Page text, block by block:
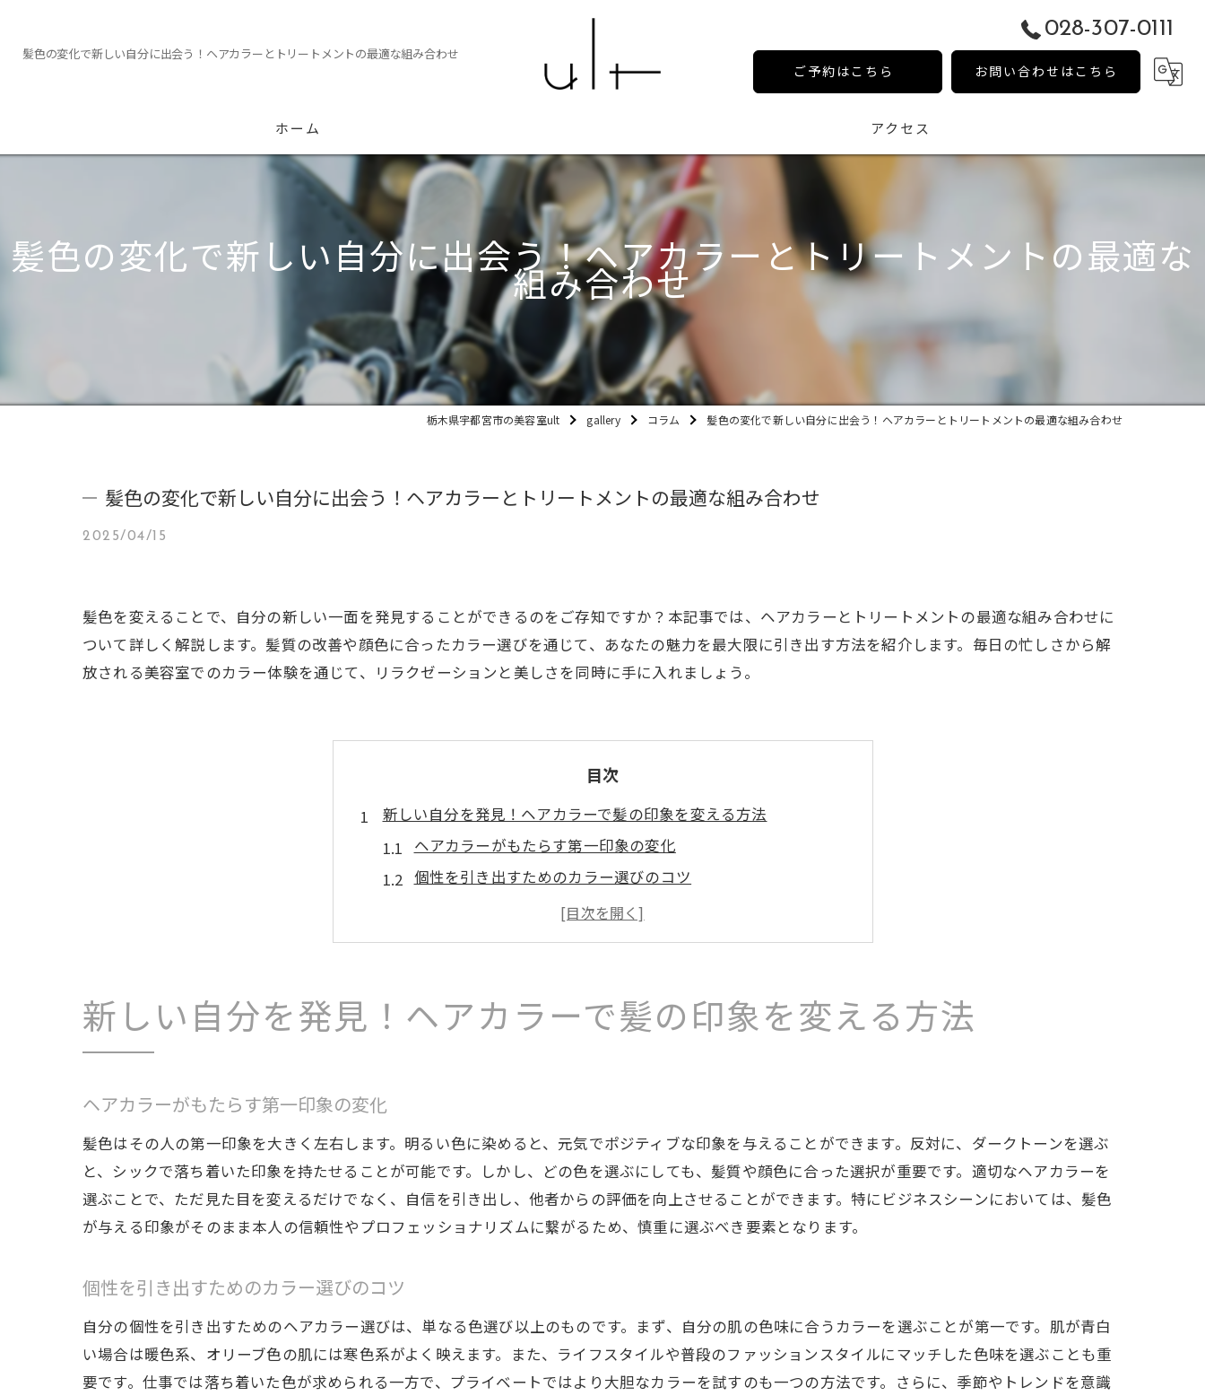
髪色の変化で新しい自分に出会う！ヘアカラーとトリートメントの最適な組み合わせ
028-307-0111
ご予約はこちら お問い合わせはこちら
ホーム アクセス
髪色の変化で新しい自分に出会う！ヘアカラーとトリートメントの最適な
組み合わせ
栃木県宇都宮市の美容室ult gallery コラム 髪色の変化で新しい自分に出会う！ヘアカラーとトリートメントの最適な組み合わせ
髪色の変化で新しい自分に出会う！ヘアカラーとトリートメントの最適な組み合わせ
2025/04/15
髪色を変えることで、自分の新しい一面を発見することができるのをご存知ですか？本記事では、ヘアカラーとトリートメントの最適な組み合わせに
ついて詳しく解説します。髪質の改善や顔色に合ったカラー選びを通じて、あなたの魅力を最大限に引き出す方法を紹介します。毎日の忙しさから解
放される美容室でのカラー体験を通じて、リラクゼーションと美しさを同時に手に入れましょう。
目次
新しい自分を発見！ヘアカラーで髪の印象を変える方法
ヘアカラーがもたらす第一印象の変化
個性を引き出すためのカラー選びのコツ
流行のカラーと自分らしいスタイルの融合
髪色で印象を刷新する心理的効果
ヘアカラーで日常に彩りを加える
髪質改善に最適！トリートメントとヘアカラーの組み合わせ
ヘアカラーとトリートメントの相乗効果とは
艶やかな仕上がりを実現するためのステップ
プロがおすすめするトリートメントメニュー
カラーチェンジで得られるリフレッシュ効果
リラクゼーションと美容を両立させる方法
自宅では得られないプロの癒し体験
新しい自分を発見！ヘアカラーで髪の印象を変える方法
ヘアカラーがもたらす第一印象の変化
髪色はその人の第一印象を大きく左右します。明るい色に染めると、元気でポジティブな印象を与えることができます。反対に、ダークトーンを選ぶ
と、シックで落ち着いた印象を持たせることが可能です。しかし、どの色を選ぶにしても、髪質や顔色に合った選択が重要です。適切なヘアカラーを
選ぶことで、ただ見た目を変えるだけでなく、自信を引き出し、他者からの評価を向上させることができます。特にビジネスシーンにおいては、髪色
が与える印象がそのまま本人の信頼性やプロフェッショナリズムに繋がるため、慎重に選ぶべき要素となります。
個性を引き出すためのカラー選びのコツ
自分の個性を引き出すためのヘアカラー選びは、単なる色選び以上のものです。まず、自分の肌の色味に合うカラーを選ぶことが第一です。肌が青白
い場合は暖色系、オリーブ色の肌には寒色系がよく映えます。また、ライフスタイルや普段のファッションスタイルにマッチした色味を選ぶことも重
要です。仕事では落ち着いた色が求められる一方で、プライベートではより大胆なカラーを試すのも一つの方法です。さらに、季節やトレンドを意識